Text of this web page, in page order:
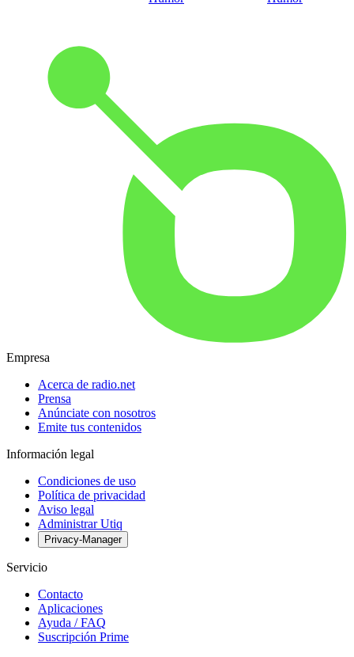
Empresa
Acerca de radio.net
Prensa
Anúnciate con nosotros
Emite tus contenidos
Información legal
Condiciones de uso
Política de privacidad
Aviso legal
Administrar Utiq
Privacy-Manager
Servicio
Contacto
Aplicaciones
Ayuda / FAQ
Suscripción Prime